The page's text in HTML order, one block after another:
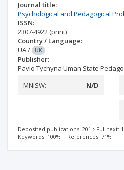
Journal title:
Psychological and Pedagogical
ISSN:
2307-4922 (print)
Country / Language:
UA/ UK
Publisher:
Pavlo Tychyna Uman State
MNiSW:
N/D
Deposited publications: 201 Full text:
Keywords: 100% | References: 71%